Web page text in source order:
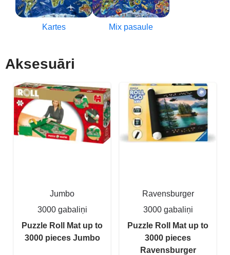
Kartes Mix pasaule
Aksesuāri
Jumbo
3000 gabaliņi
Puzzle Roll Mat up to
3000 pieces Jumbo
Ravensburger
3000 gabaliņi
Puzzle Roll Mat up to
3000 pieces
Ravensburger